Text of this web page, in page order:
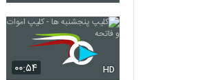
۰۰:۵۴ HD